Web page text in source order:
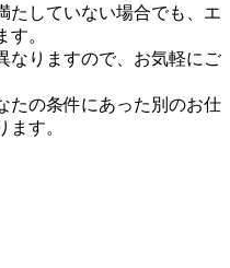
たしていない場合でも、エ
。
なりますので、お気軽にご
たの条件にあった別のお仕
ます。